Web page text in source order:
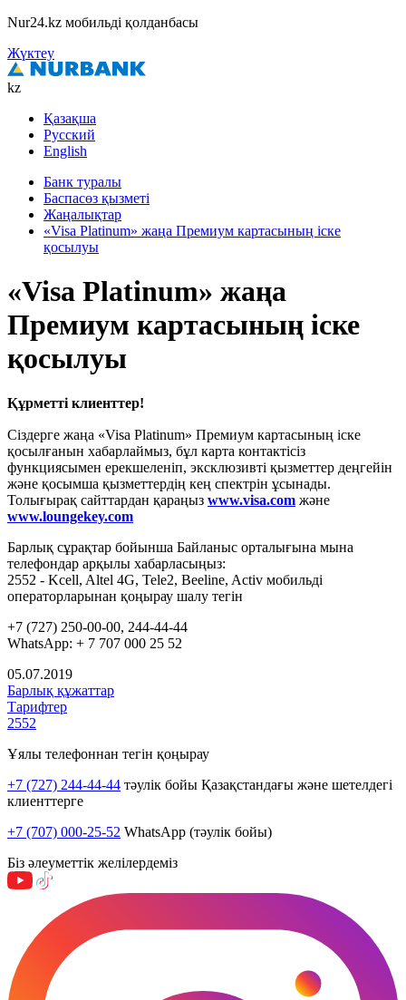
Nur24.kz мобильді қолданбасы
Жүктеу
kz
Қазақша
Русский
English
Банк туралы
Баспасөз қызметі
Жаңалықтар
«Visa Platinum» жаңа Премиум картасының іске
қосылуы
«Visa Platinum» жаңа
Премиум картасының іске
қосылуы
Құрметті клиенттер!
Сіздерге жаңа «Visa Platinum» Премиум картасының іске
қосылғанын хабарлаймыз, бұл карта контактісіз
функциясымен ерекшеленіп, эксклюзивті қызметтер деңгейін
және қосымша қызметтердің кең спектрін ұсынады.
Толығырақ сайттардан қараңыз www.visa.com және
www.loungekey.com
Барлық сұрақтар бойынша Байланыс орталығына мына
телефондар арқылы хабарласыңыз:
2552 - Kcell, Altel 4G, Tele2, Beeline, Activ мобильді
операторларынан қоңырау шалу тегін
+7 (727) 250-00-00, 244-44-44
WhatsApp: + 7 707 000 25 52
05.07.2019
Барлық құжаттар
Тарифтер
2552
Ұялы телефоннан тегін қоңырау
+7 (727) 244-44-44 тәулік бойы Қазақстандағы және шетелдегі
клиенттерге
+7 (707) 000-25-52 WhatsApp (тәулік бойы)
Біз әлеуметтік желілердеміз